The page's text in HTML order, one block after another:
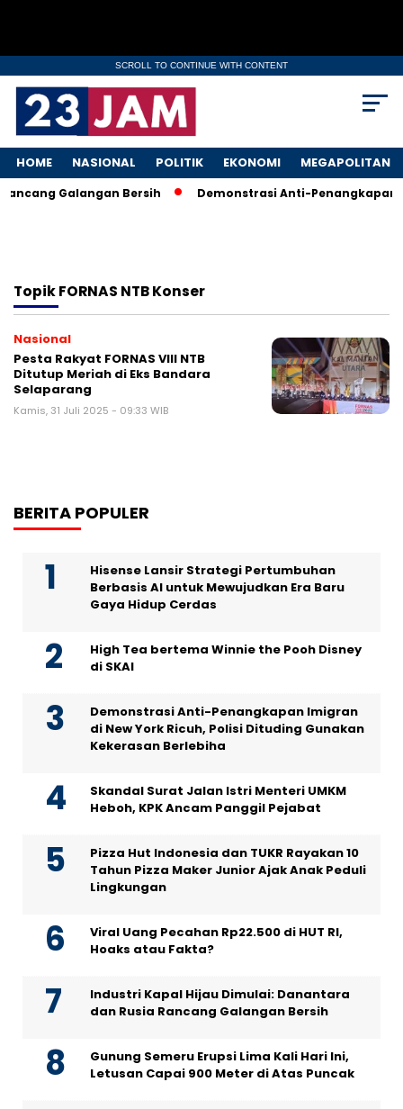
SCROLL TO CONTINUE WITH CONTENT
HOME NASIONAL POLITIK EKONOMI MEGAPOLITAN
Galangan Bersih Demonstrasi Anti-Penangkapan
TopikFORNAS NTB Konser
Nasional
Pesta Rakyat FORNAS VIII NTB
Ditutup Meriah di Eks Bandara
Selaparang
Kamis, 31 Juli 2025 - 09:33 WIB
BERITA POPULER
Hisense Lansir Strategi Pertumbuhan
Berbasis AI untuk Mewujudkan Era Baru
Gaya Hidup Cerdas
High Tea bertema Winnie the Pooh Disney
di SKAI
Demonstrasi Anti-Penangkapan Imigran
di New York Ricuh, Polisi Dituding Gunakan
Kekerasan Berlebiha
Skandal Surat Jalan Istri Menteri UMKM
Heboh, KPK Ancam Panggil Pejabat
Pizza Hut Indonesia dan TUKR Rayakan 10
Tahun Pizza Maker Junior Ajak Anak Peduli
Lingkungan
Viral Uang Pecahan Rp22.500 di HUT RI,
Hoaks atau Fakta?
Industri Kapal Hijau Dimulai: Danantara
dan Rusia Rancang Galangan Bersih
Gunung Semeru Erupsi Lima Kali Hari Ini,
Letusan Capai 900 Meter di Atas Puncak